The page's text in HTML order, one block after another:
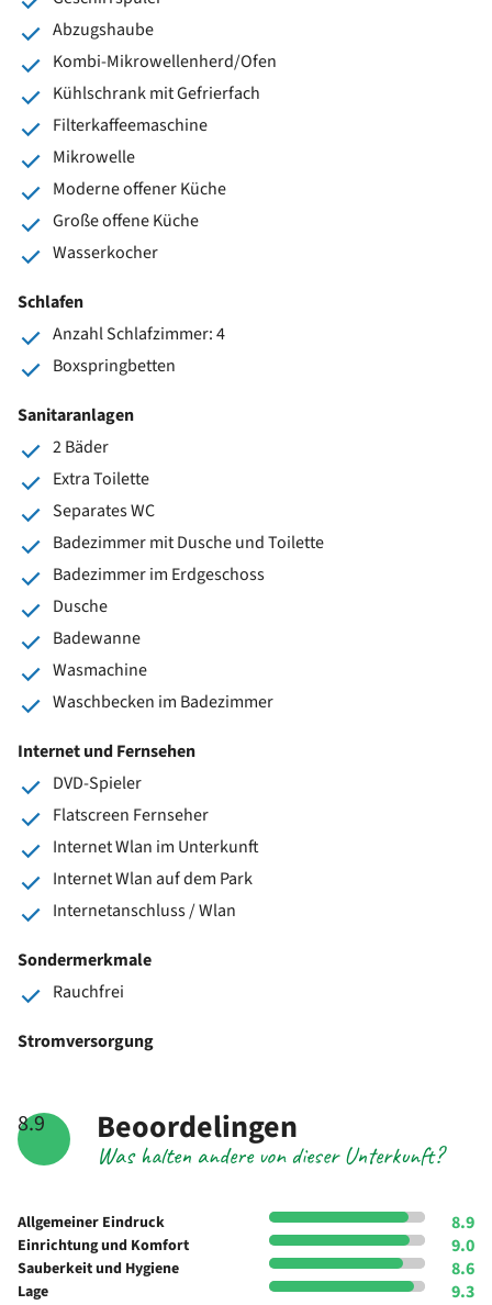
Abzugshaube
Kombi-Mikrowellenherd/Ofen
Kühlschrank mit Gefrierfach
Filterkaffeemaschine
Mikrowelle
Moderne offener Küche
Große offene Küche
Wasserkocher
Schlafen
Anzahl Schlafzimmer: 4
Boxspringbetten
Sanitaranlagen
2 Bäder
Extra Toilette
Separates WC
Badezimmer mit Dusche und Toilette
Badezimmer im Erdgeschoss
Dusche
Badewanne
Wasmachine
Waschbecken im Badezimmer
Internet und Fernsehen
DVD-Spieler
Flatscreen Fernseher
Internet Wlan im Unterkunft
Internet Wlan auf dem Park
Internetanschluss / Wlan
Sondermerkmale
Rauchfrei
Stromversorgung
8.9
Was halten andere von dieser Unterkunft?
Beoordelingen
Allgemeiner Eindruck 8.9
Einrichtung und Komfort 9.0
Sauberkeit und Hygiene 8.6
Lage 9.3